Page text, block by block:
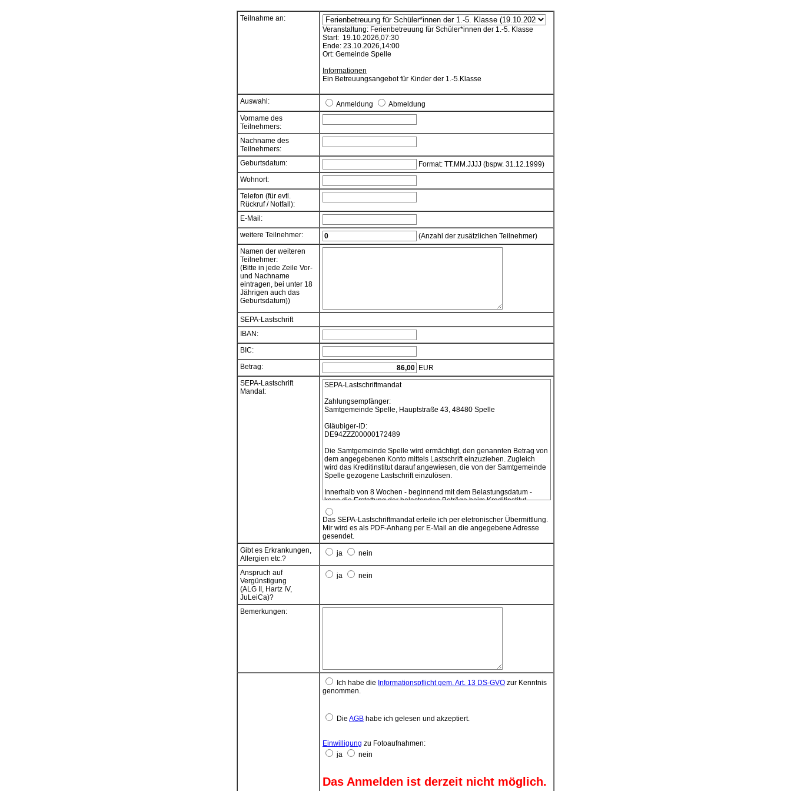
Teilnahme an:
Veranstaltung: Ferienbetreuung für Schüler*innen der 1.-5. Klasse
Start: 19.10.2026,07:30
Ende: 23.10.2026,14:00
Ort: Gemeinde Spelle
Informationen
Ein Betreuungsangebot für Kinder der 1.-5.Klasse
Auswahl: Anmeldung
Abmeldung
Vorname des
Teilnehmers:
Nachname des
Teilnehmers:
Geburtsdatum:
Format: TT.MM.JJJJ (bspw. 31.12.1999)
Wohnort:
Telefon (für evtl.
Rückruf / Notfall):
E-Mail:
weitere Teilnehmer:
(Anzahl der zusätzlichen Teilnehmer)
Namen der weiteren
Teilnehmer:
(Bitte in jede Zeile Vor-
und Nachname
eintragen, bei unter 18
Jährigen auch das
Geburtsdatum))
SEPA-Lastschrift
IBAN:
BIC:
Betrag:
EUR
SEPA-Lastschrift
Mandat:
SEPA-Lastschriftmandat
Zahlungsempfänger:
Samtgemeinde Spelle, Hauptstraße 43, 48480 Spelle
Gläubiger-ID:
DE94ZZZ00000172489
Die Samtgemeinde Spelle wird ermächtigt, den genannten Betrag von
dem angegebenen Konto mittels Lastschrift einzuziehen. Zugleich
wird das Kreditinstitut darauf angewiesen, die von der Samtgemeinde
Spelle gezogene Lastschrift einzulösen.
Innerhalb von 8 Wochen - beginnend mit dem Belastungsdatum -
kann die Erstattung der belastenden Beträge beim Kreditinstitut
verlangt werden. Es gelten dabei die mit dem Kreditinstitut
vereinbarten Bedingungen.
Das SEPA-Lastschriftmandat gilt einmalig für diese Teilnahme-
Anmeldung.
Wenn das Konto die erforderliche Deckung nicht aufweist, besteht
seitens des kontoführenden Kreditinstituts keine Verpflichtung zur
Einlösung. Teileinlösungen werden im Lastschriftverfahren nicht
Beitragsfälligkeit mit eingezogen.
Das SEPA-Lastschriftmandat erteile ich per eletronischer Übermittlung.
Mir wird es als PDF-Anhang per E-Mail an die angegebene Adresse
gesendet.
Gibt es Erkrankungen,
Allergien etc.?
ja nein
Anspruch auf
Vergünstigung
(ALG II, Hartz IV,
JuLeiCa)?
ja nein
Bemerkungen:
Ich habe die Informationspflicht gem. Art. 13 DS-GVO zur Kenntnis
genommen.
Die AGB habe ich gelesen und akzeptiert.
Einwilligung zu Fotoaufnahmen:
ja
nein
Das Anmelden ist derzeit nicht möglich.